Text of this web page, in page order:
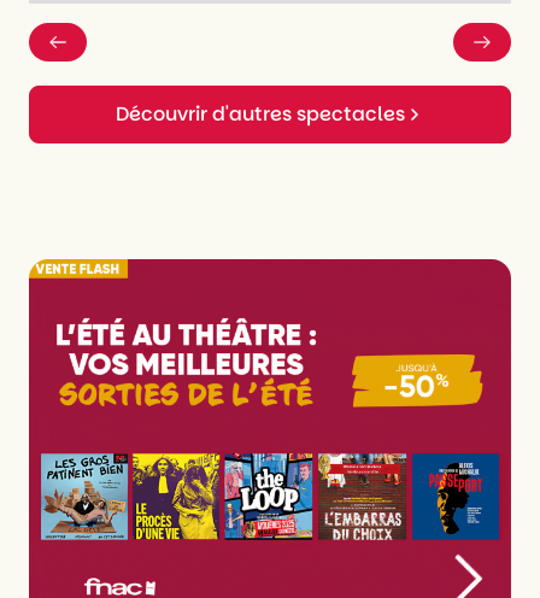
Découvrir d'autres spectacles